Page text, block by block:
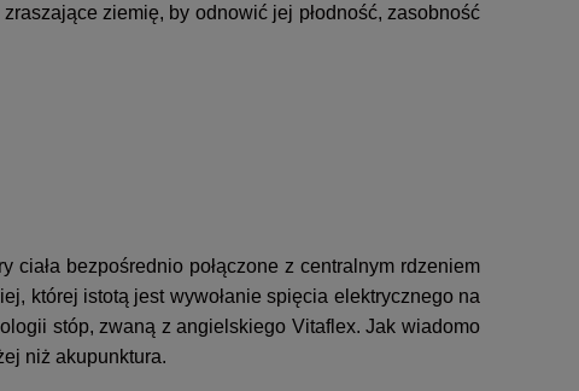
ziemię, by odnowić jej płodność, zasobność
bezpośrednio połączone z centralnym rdzeniem
której istotą jest wywołanie spięcia elektrycznego na
stóp, zwaną z angielskiego Vitaflex. Jak wiadomo
niż akupunktura.